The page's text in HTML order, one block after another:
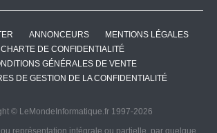
ANNONCEURS
MENTIONS LÉGALES
CHARTE DE CONFIDENTIALITÉ
GÉNÉRALES DE VENTE
DE GESTION DE LA CONFIDENTIALITÉ
© LeMondeInformatique.fr 1997-2026
représentation intégrale ou partielle, par quelque